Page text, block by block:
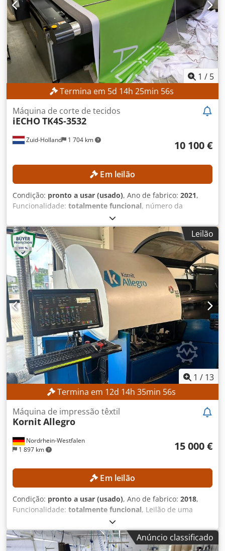
1 / 5
Termina em 5d 14h 25min 54s
Zuid-Holland 1 704 km
Máquina de corte de tecidos
iECHOTK4S-3532
10 100 €
Em leilão
Condição: pronto a usar (usado), Ano de fabrico: 2021,
Funcionalidade: totalmente funcional, número da
TK4S35322107121
3 200 mm, velocidade de corte:90 000 mm/min,
espessura da chapa (máx.):
, comprimento de
trabalho:3 500 mm, Sem preço mínimo – venda garantida
ao maior lance! DETALHES TÉCNICOS Materiais adequados:
cartão ondulado, papelão, placas de espuma, filmes,
materiais para etiquetas, têxteis, placas de favo de mel e
outros materiais não metálicos Área de aplicação anterior:
corte de têxteis Área de trabalho: 3.500 x 3.200 mm
Espessura máxima do material: 50 mm Velocidade máxima
de trabalho: 1.500 mm/s DETALHES DA MÁQUINA Estado:
desmontada Tensão nominal: 380 V Frequência da rede:
50/60 Hz Potência nominal: 24,38 kW EQUIPAMENTO -
Mesa de vácuo - Ferramenta rotativa motorizada - Faca de
arrasto - Ferramenta de pino - Sistema de câmaras Cedpfx
Apjzpxg Ejijha - Sistema de transporte - Dispositivo de
carregamento de rolos - Estação de trabalho com
computador e software
Leilão
1 / 13
Termina em 12d 14h 35min 54s
Nordrhein-Westfalen
1 897 km
Máquina de impressão têxtil
KornitAllegro
15 000 €
Em leilão
Condição: pronto a usar (usado), Ano de fabrico: 2018,
Funcionalidade: totalmente funcional, Leilão de uma
impressora têxtil Kornit Allegro! A máquina está em
funcionamento e pode ser inspecionada na área
metropolitana de Paderborn até à semana 30. Após a
Anúncio classificado